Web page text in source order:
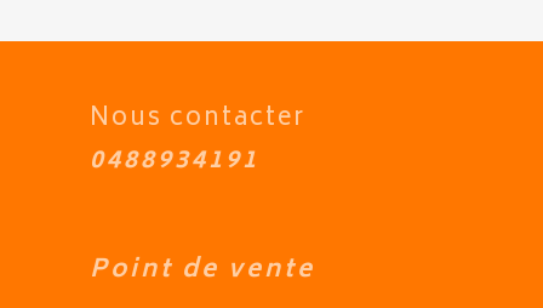
Nous contacter
0488934191
Point de vente